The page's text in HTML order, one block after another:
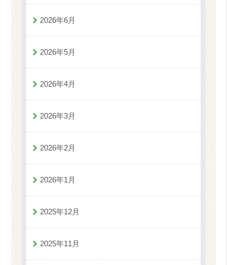
2026年6月
2026年5月
2026年4月
2026年3月
2026年2月
2026年1月
2025年12月
2025年11月